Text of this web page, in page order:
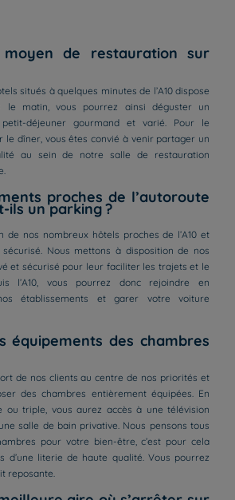
moyen de restauration sur
situés à quelques minutes de l’A10 dispose
le matin, vous pourrez ainsi déguster un
déjeuner gourmand et varié. Pour le
le dîner, vous êtes convié à venir partager un
au sein de notre salle de restauration
proches de l’autoroute
ils un parking ?
de nos nombreux hôtels proches de l’A10 et
sécurisé. Nous mettons à disposition de nos
et sécurisé pour leur faciliter les trajets et le
l’A10, vous pourrez donc rejoindre en
établissements et garer votre voiture
équipements des chambres
de nos clients au centre de nos priorités et
des chambres entièrement équipées. En
ou triple, vous aurez accès à une télévision
salle de bain privative. Nous pensons tous
pour votre bien-être, c’est pour cela
d’une literie de haute qualité. Vous pourrez
reposante.